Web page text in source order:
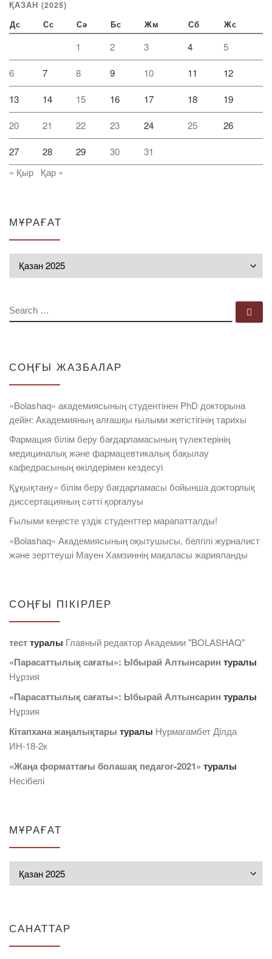
ҚАЗАН (2025)
Дс Сс Сә Бс Жм Сб Жс
1 2 3 4 5
6 7 8 9 10 11 12
13 14 15 16 17 18 19
20 21 22 23 24 25 26
27 28 29 30
31
« Қыр
Қар »
МҰРАҒАТ
SEARCH
СОҢҒЫ ЖАЗБАЛАР
«Bolashaq» академиясының студентінен PhD докторына
дейін: Академияның алғашқы ғылыми жетістігінің тарихы
Фармация білім беру бағдарламасының түлектерінің
медициналық және фармацевтикалық бақылау
кафедрасының өкілдерімен кездесуі
Құқықтану» білім беру бағдарламасы бойынша докторлық
диссертацияның сәтті қорғалуы
Ғылыми кеңесте үздік студенттер марапатталды!
«Bolashaq» Академиясының оқытушысы, белгілі журналист
және зерттеуші Мауен Хамзиннің мақаласы жарияланды
СОҢҒЫ ПІКІРЛЕР
тесттуралы Главный редактор Академии "BOLASHAQ"
«Парасаттылық сағаты»: Ыбырай Алтынсарин туралы
Нұрзия
«Парасаттылық сағаты»: Ыбырай Алтынсарин туралы
Нұрзия
Кітапхана жаңалықтары туралы Нурмагамбет Дiлда
ИН-18-2к
«Жаңа форматтағы болашақ педагог-2021» туралы
Несібелі
МҰРАҒАТ
САНАТТАР